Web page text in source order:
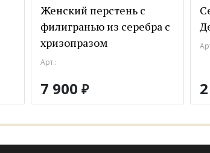
Женский перстень с
филигранью из серебра с
хризопразом
Арт.:
7 900 ₽